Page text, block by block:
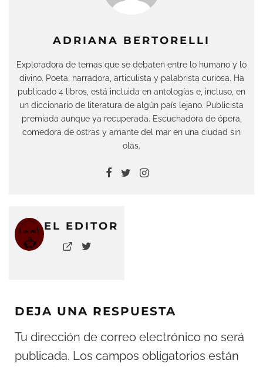
ADRIANA BERTORELLI
Exploradora de temas que se debaten entre lo humano y lo
divino. Poeta, narradora, articulista y palabrista curiosa. Ha
publicado 4 libros, está incluida en antologías e, incluso, en
un diccionario de literatura de algún país lejano. Publicista
premiada aunque ya recuperada. Escuchadora de ópera,
comedora de ostras y amante del mar en una ciudad sin
olas.
EL EDITOR
DEJA UNA RESPUESTA
Tu dirección de correo electrónico no será
publicada. Los campos obligatorios están